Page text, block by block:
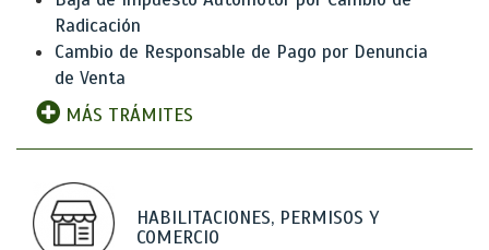
Radicación
Cambio de Responsable de Pago por Denuncia
de Venta
MÁS TRÁMITES
HABILITACIONES, PERMISOS Y
COMERCIO